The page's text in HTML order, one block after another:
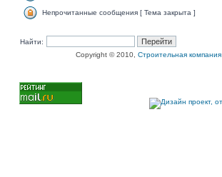
Непрочитанные сообщения [ Тема закрыта ]
Найти:
Copyright © 2010, Строительная компания